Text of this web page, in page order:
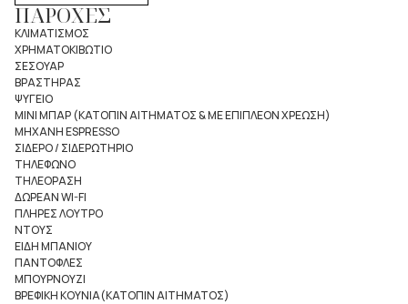
ΠΑΡΟΧΕΣ
ΚΛΙΜΑΤΙΣΜΟΣ
ΧΡΗΜΑΤΟΚΙΒΩΤΙΟ
ΣΕΣΟΥΑΡ
ΒΡΑΣΤΗΡΑΣ
ΨΥΓΕΙΟ
ΜΙΝΙ ΜΠΑΡ (ΚΑΤΟΠΙΝ ΑΙΤΗΜΑΤΟΣ & ΜΕ ΕΠΙΠΛΕΟΝ ΧΡΕΩΣΗ)
ΜΗΧΑΝΗ ESPRESSO
ΣΙΔΕΡΟ / ΣΙΔΕΡΩΤΗΡΙΟ
ΤΗΛΕΦΩΝΟ
ΤΗΛΕΟΡΑΣΗ
ΔΩΡΕΑΝ WI-FI
ΠΛΗΡΕΣ ΛΟΥΤΡΟ
ΝΤΟΥΣ
ΕΙΔΗ ΜΠΑΝΙΟΥ
ΠΑΝΤΟΦΛΕΣ
ΜΠΟΥΡΝΟΥΖΙ
ΒΡΕΦΙΚΗ ΚΟΥΝΙΑ(ΚΑΤΟΠΙΝ ΑΙΤΗΜΑΤΟΣ)